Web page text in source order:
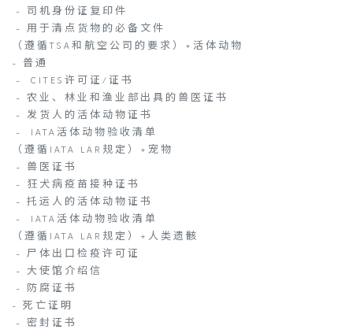
- 司机身份证复印件
- 用于清点货物的必备文件
（遵循TSA和航空公司的要求）+活体动物
- 普通
- CITES许可证/证书
- 农业、林业和渔业部出具的兽医证书
- 发货人的活体动物证书
- IATA活体动物验收清单
（遵循IATA LAR规定）+宠物
- 兽医证书
- 狂犬病疫苗接种证书
- 托运人的活体动物证书
- IATA活体动物验收清单
（遵循IATA LAR规定）+人类遗骸
- 尸体出口检疫许可证
- 大使馆介绍信
- 防腐证书
- 死亡证明
- 密封证书